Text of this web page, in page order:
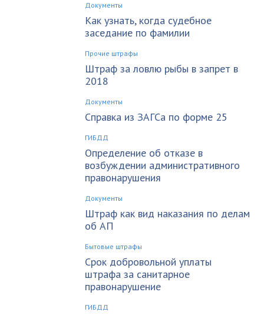
Документы
Как узнать, когда судебное
заседание по фамилии
Прочие штрафы
Штраф за ловлю рыбы в запрет в
2018
Документы
Справка из ЗАГСа по форме 25
ГИБДД
Определение об отказе в
возбуждении административного
правонарушения
Документы
Штраф как вид наказания по делам
об АП
Бытовые штрафы
Срок добровольной уплаты
штрафа за санитарное
правонарушение
ГИБДД